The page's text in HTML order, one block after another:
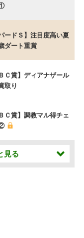
ードＳ】注目度高い夏
ダート重賞
Ｃ賞】ディアナザール
取り
Ｃ賞】調教マル得チェ
見る